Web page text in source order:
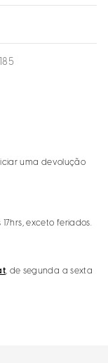
uma devolução
exceto feriados.
, de segunda a sexta